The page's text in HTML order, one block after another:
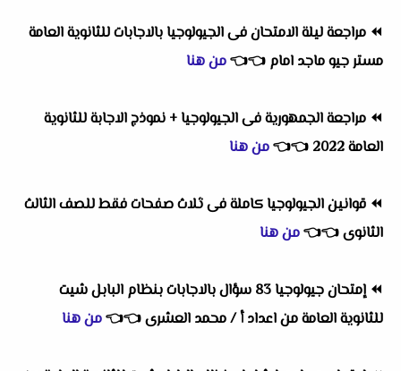
⏪ مراجعة ليلة الامتحان فى الجيولوجيا بالاجابات للثانوية العامة
مستر جيو ماجد امام 👈
👈من هنا
⏪ مراجعة الجمهورية فى الجيولوجيا + نموذج الاجابة للثانوية
العامة 2022
👈
👈من هنا
⏪ قوانين الجيولوجيا كاملة فى ثلاث صفحات فقط للصف الثالث
الثانوى👈
👈من هنا
⏪
إمتحان جيولوجيا 83 سؤال بالاجابات بنظام البابل شيت
للثانوية العامة من اعداد أ / محمد العشرى👈
👈من هنا